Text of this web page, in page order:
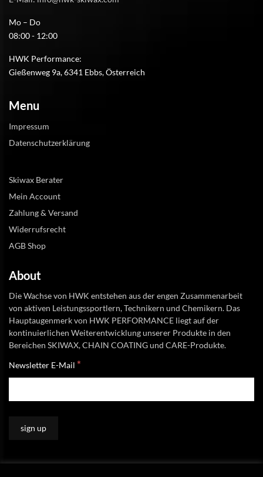
Mo – Do
08:00 - 12:00
HWK Performance:
Gießenweg 9a, 6341 Ebbs, Österreich
Menu
Impressum
Datenschutzerklärung
Skiwax Berater
Mein Account
Zahlung & Versand
Widerrufsrecht
AGB Shop
About
Die Wachse von HWK entstehen aus der engen Zusammenarbeit
von aktiven Leistungssportlern, Technikern und Chemikern. Das
Hauptaugenmerk von HWK PERFORMANCE liegt auf der
kontinuierlichen Weiterentwicklung unserer Produkte in den
Bereichen SKIWAX, CHAIN COATING und CARE-Produkte.
Newsletter E-Mail *